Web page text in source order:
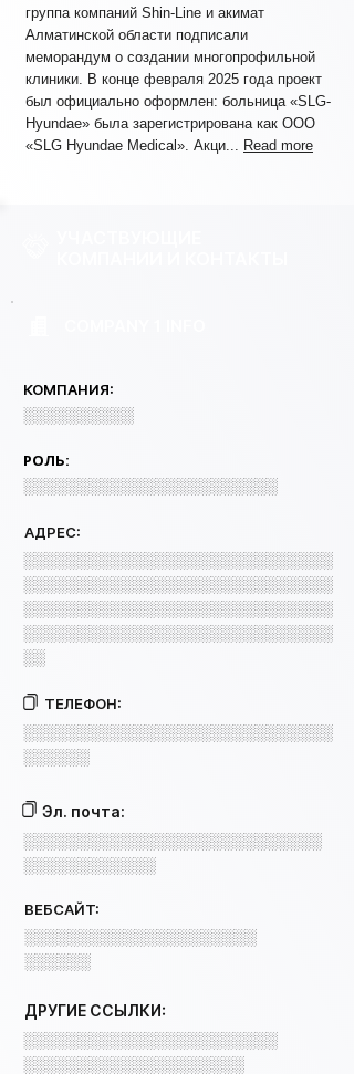
группа компаний Shin-Line и акимат
Алматинской области подписали
меморандум о создании многопрофильной
клиники. В конце февраля 2025 года проект
был официально оформлен: больница «SLG-
Hyundae» была зарегистрирована как ООО
«SLG Hyundae Medical». Акци... Read more
КОМПАНИЯ:
░░░░░░░░░░
РОЛЬ:
░░░░░░░░░░░░░░░░░░░░░░░
АДРЕС:
░░░░░░░░░░░░░░░░░░░░░░░░░░░░
░░░░░░░░░░░░░░░░░░░░░░░░░░░░
░░░░░░░░░░░░░░░░░░░░░░░░░░░░
░░░░░░░░░░░░░░░░░░░░░░░░░░░░
░░
ТЕЛЕФОН:
░░░░░░░░░░░░░░░░░░░░░░░░░░░░
░░░░░░
Эл. почта:
░░░░░░░░░░░░░░░░░░░░░░░░░░░
░░░░░░░░░░░░
ВЕБСАЙТ:
░░░░░░░░░░░░░░░░░░░░░
░░░░░░
ДРУГИЕ ССЫЛКИ:
░░░░░░░░░░░░░░░░░░░░░░░
░░░░░░░░░░░░░░░░░░░░